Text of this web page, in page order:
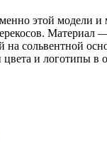
этой модели
и логотипы